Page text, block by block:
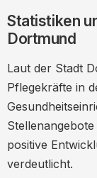
Statistiken
Dortmund
Laut der Stadt
Pflegekräfte in
positive
verdeutlicht.